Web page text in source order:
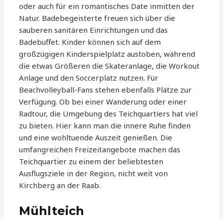
oder auch für ein romantisches Date inmitten der
Natur. Badebegeisterte freuen sich über die
sauberen sanitären Einrichtungen und das
Badebuffet. Kinder können sich auf dem
großzügigen Kinderspielplatz austoben, während
die etwas Größeren die Skateranlage, die Workout
Anlage und den Soccerplatz nutzen. Für
Beachvolleyball-Fans stehen ebenfalls Plätze zur
Verfügung. Ob bei einer Wanderung oder einer
Radtour, die Umgebung des Teichquartiers hat viel
zu bieten. Hier kann man die innere Ruhe finden
und eine wohltuende Auszeit genießen. Die
umfangreichen Freizeitangebote machen das
Teichquartier zu einem der beliebtesten
Ausflugsziele in der Region, nicht weit von
Kirchberg an der Raab.
Mühlteich